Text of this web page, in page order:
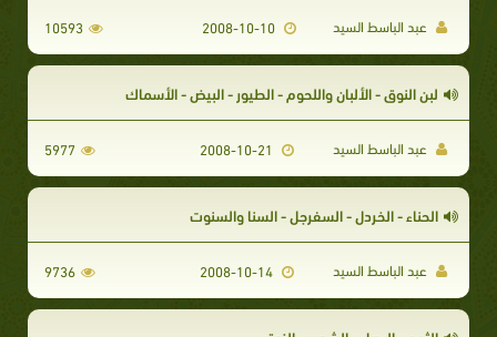
عبد الباسط السيد 10593
لبن النوق - الألبان واللحوم - الطيور - البيض - الأسماك
عبد الباسط السيد 5977
الحناء - الخردل - السفرجل - السنا والسنوت
عبد الباسط السيد 9736